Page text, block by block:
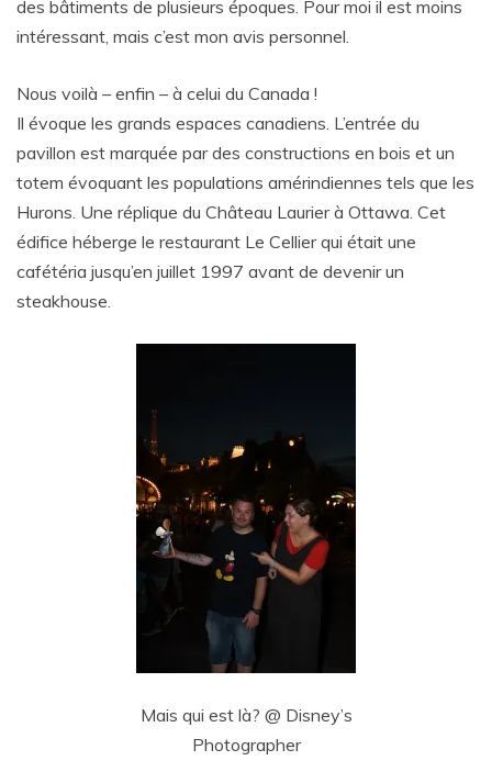
des bâtiments de plusieurs époques. Pour moi il est moins
intéressant, mais c’est mon avis personnel.
Nous voilà – enfin – à celui du Canada !
Il évoque les grands espaces canadiens. L’entrée du
pavillon est marquée par des constructions en bois et un
totem évoquant les populations amérindiennes tels que les
Hurons. Une réplique du Château Laurier à Ottawa. Cet
édifice héberge le restaurant Le Cellier qui était une
cafétéria jusqu’en juillet 1997 avant de devenir un
steakhouse.
Mais qui est là? @ Disney’s
Photographer